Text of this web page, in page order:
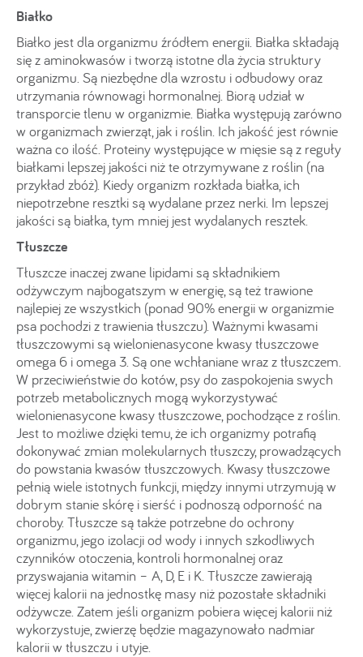
Białko
Białko jest dla organizmu źródłem energii. Białka składają
się z aminokwasów i tworzą istotne dla życia struktury
organizmu. Są niezbędne dla wzrostu i odbudowy oraz
utrzymania równowagi hormonalnej. Biorą udział w
transporcie tlenu w organizmie. Białka występują zarówno
w organizmach zwierząt, jak i roślin. Ich jakość jest równie
ważna co ilość. Proteiny występujące w mięsie są z reguły
białkami lepszej jakości niż te otrzymywane z roślin (na
przykład zbóż). Kiedy organizm rozkłada białka, ich
niepotrzebne resztki są wydalane przez nerki. Im lepszej
jakości są białka, tym mniej jest wydalanych resztek.
Tłuszcze
Tłuszcze inaczej zwane lipidami są składnikiem
odżywczym najbogatszym w energię, są też trawione
najlepiej ze wszystkich (ponad 90% energii w organizmie
psa pochodzi z trawienia tłuszczu). Ważnymi kwasami
tłuszczowymi są wielonienasycone kwasy tłuszczowe
omega 6 i omega 3. Są one wchłaniane wraz z tłuszczem.
W przeciwieństwie do kotów, psy do zaspokojenia swych
potrzeb metabolicznych mogą wykorzystywać
wielonienasycone kwasy tłuszczowe, pochodzące z roślin.
Jest to możliwe dzięki temu, że ich organizmy potrafią
dokonywać zmian molekularnych tłuszczy, prowadzących
do powstania kwasów tłuszczowych. Kwasy tłuszczowe
pełnią wiele istotnych funkcji, między innymi utrzymują w
dobrym stanie skórę i sierść i podnoszą odporność na
choroby. Tłuszcze są także potrzebne do ochrony
organizmu, jego izolacji od wody i innych szkodliwych
czynników otoczenia, kontroli hormonalnej oraz
przyswajania witamin – A, D, E i K. Tłuszcze zawierają
więcej kalorii na jednostkę masy niż pozostałe składniki
odżywcze. Zatem jeśli organizm pobiera więcej kalorii niż
wykorzystuje, zwierzę będzie magazynowało nadmiar
kalorii w tłuszczu i utyje.